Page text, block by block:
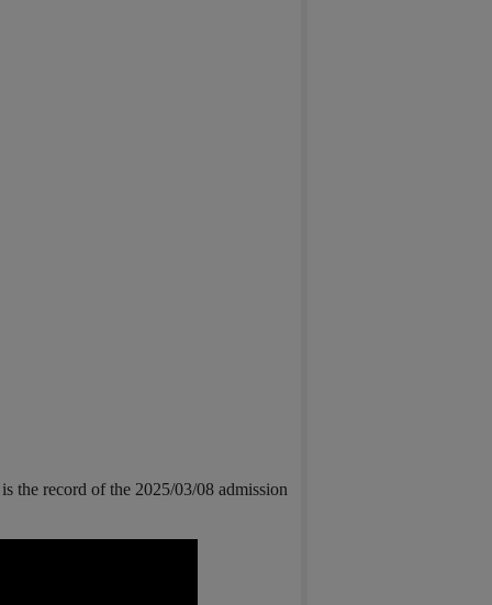
the record of the 2025/03/08 admission